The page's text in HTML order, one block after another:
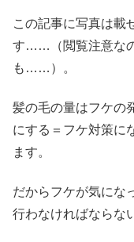
この記事に写真は
す……（閲覧注意な
も……）。
髪の毛の量はフケの
にする＝フケ対策に
ます。
だからフケが気にな
行わなければならな